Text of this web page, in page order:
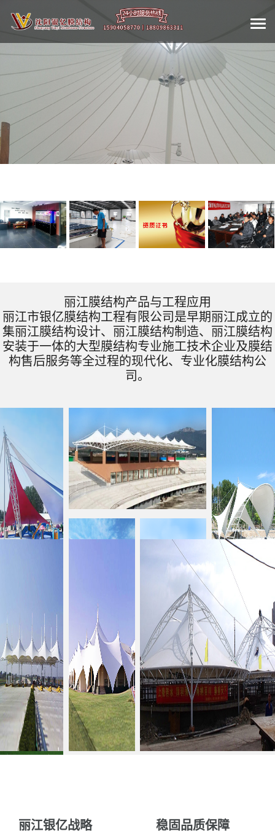
丽江膜结构产品与工程应用
丽江市银亿膜结构工程有限公司是早期丽江成立的
集丽江膜结构设计、丽江膜结构制造、丽江膜结构
安装于一体的大型膜结构专业施工技术企业及膜结
构售后服务等全过程的现代化、专业化膜结构公
司。
丽江银亿战略 稳固品质保障